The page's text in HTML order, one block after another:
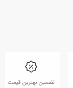
تضمین بهترین قیمت